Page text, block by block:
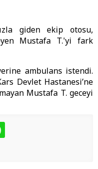
giden ekip otosu,
Mustafa T.'yi fark
ambulans istendi.
Devlet Hastanesi’ne
Mustafa T. geceyi